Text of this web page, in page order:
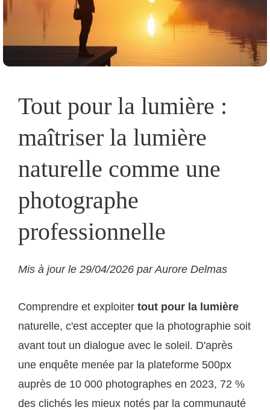
Tout pour la lumière :
maîtriser la lumière
naturelle comme une
photographe
professionnelle
Mis à jour le 29/04/2026 par Aurore Delmas
Comprendre et exploiter tout pour la lumière
naturelle, c'est accepter que la photographie soit
avant tout un dialogue avec le soleil. D'après
une enquête menée par la plateforme 500px
auprès de 10 000 photographes en 2023, 72 %
des clichés les mieux notés par la communauté